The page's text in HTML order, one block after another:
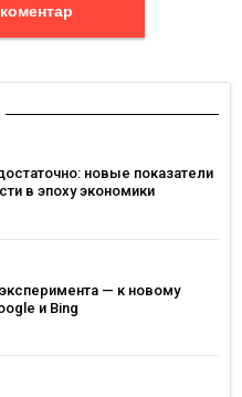
Залишити коментар
новые показатели
в эпоху экономики
— к новому
и Bing